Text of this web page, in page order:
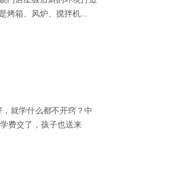
烤箱、风炉、搅拌机...
就学什么都不开窍？中
费交了，孩子也送来